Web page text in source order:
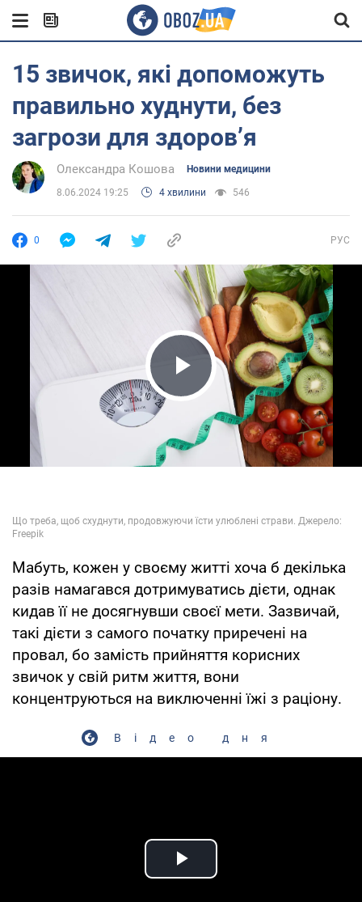
15 звичок, які допоможуть
правильно худнути, без
загрози для здоров’я
Олександра Кошова Новини медицини
8.06.2024 19:25 4 хвилини 546
0 РУС
Play Video
Мабуть, кожен у своєму житті хоча б декілька
разів намагався дотримуватись дієти, однак
кидав її не досягнувши своєї мети. Зазвичай,
такі дієти з самого початку приречені на
провал, бо замість прийняття корисних
звичок у свій ритм життя, вони
концентруються на виключенні їжі з раціону.
Відео дня
Play Video